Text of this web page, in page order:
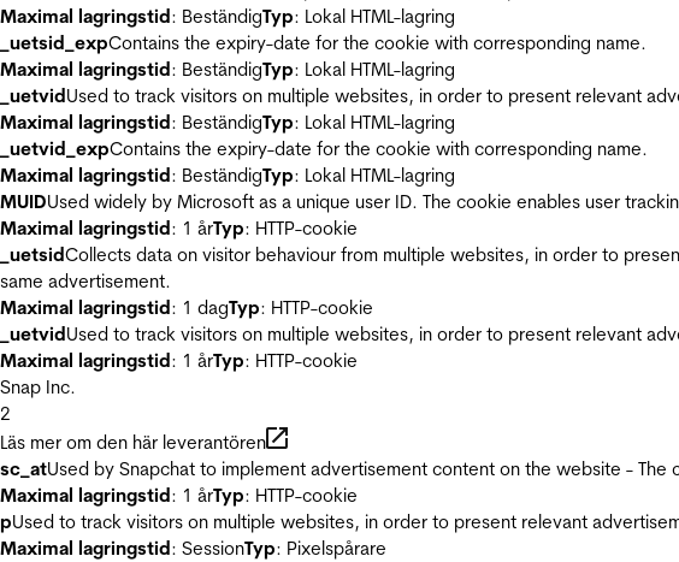
Maximal lagringstid: BeständigTyp: Lokal HTML-lagring
_uetsid_expContains the expiry-date for the cookie with corresponding name.
Maximal lagringstid: BeständigTyp: Lokal HTML-lagring
_uetvidUsed to track visitors on multiple websites, in order to present relevant
Maximal lagringstid: BeständigTyp: Lokal HTML-lagring
_uetvid_expContains the expiry-date for the cookie with corresponding name.
Maximal lagringstid: BeständigTyp: Lokal HTML-lagring
MUIDUsed widely by Microsoft as a unique user ID. The cookie enables user
Maximal lagringstid: 1 årTyp: HTTP-cookie
_uetsidCollects data on visitor behaviour from multiple websites, in order to
same advertisement.
Maximal lagringstid: 1 dagTyp: HTTP-cookie
_uetvidUsed to track visitors on multiple websites, in order to present relevant
Maximal lagringstid: 1 årTyp: HTTP-cookie
Snap Inc.
2
Läs mer om den här leverantören
sc_atUsed by Snapchat to implement advertisement content on the website -
Maximal lagringstid: 1 årTyp: HTTP-cookie
pUsed to track visitors on multiple websites, in order to present relevant
Maximal lagringstid: SessionTyp: Pixelspårare